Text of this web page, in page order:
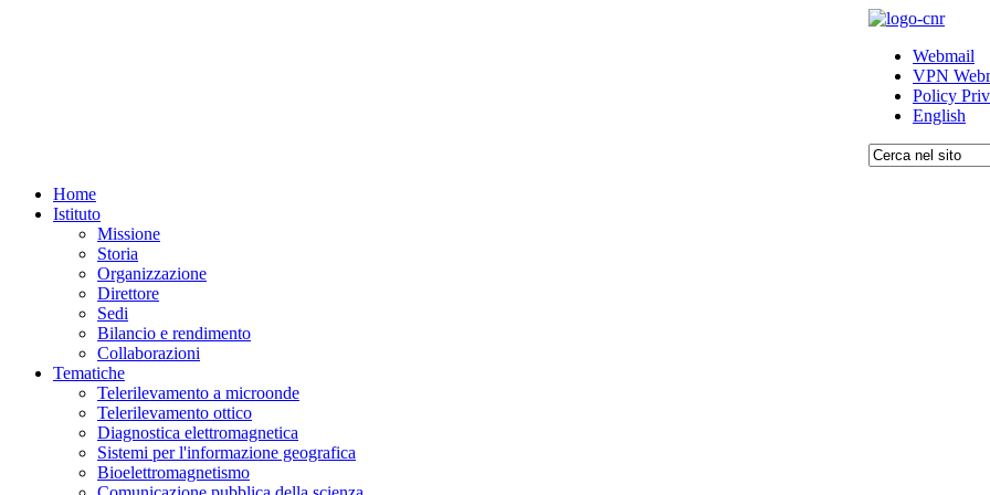
Webmail
VPN
Policy
English
Home
Istituto
Missione
Storia
Organizzazione
Direttore
Sedi
Bilancio e rendimento
Collaborazioni
Tematiche
Telerilevamento a microonde
Telerilevamento ottico
Diagnostica elettromagnetica
Sistemi per l'informazione geografica
Bioelettromagnetismo